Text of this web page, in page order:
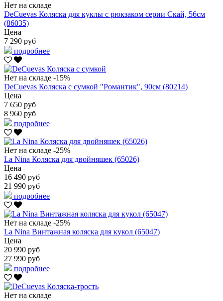
Нет на складе
DeCuevas Коляска для куклы с рюкзаком серии Скай, 56см
(86035)
Цена
7 290 руб
подробнее
Нет на складе -15%
DeCuevas Коляска с сумкой "Романтик", 90см (80214)
Цена
7 650 руб
8 960 руб
подробнее
Нет на складе -25%
La Nina Коляска для двойняшек (65026)
Цена
16 490 руб
21 990 руб
подробнее
Нет на складе -25%
La Nina Винтажная коляска для кукол (65047)
Цена
20 990 руб
27 990 руб
подробнее
Нет на складе